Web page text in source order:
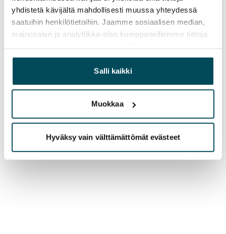
yhdistetä kävijältä mahdollisesti muussa yhteydessä
saatuihin henkilötietoihin. Jaamme sosiaalisen median,
mainosalan ja analytiikka-alan kumppaneillemme tietoja
yhdistää näitä tietoja muihin tietoihin, joita olet antanut
heille tai joita on kerätty, kun olet käyttänyt heidän
palvelujaan.
Salli kaikki
Muokkaa
Hyväksy vain välttämättömät evästeet